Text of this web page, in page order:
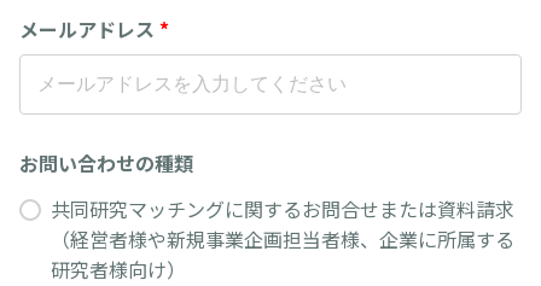
メールアドレス *
お問い合わせの種類
共同研究マッチングに関するお問合せまたは資料請求
（経営者様や新規事業企画担当者様、企業に所属する
研究者様向け）